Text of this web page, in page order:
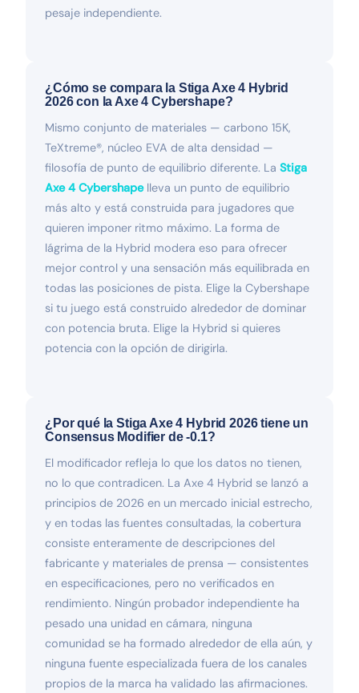
pesaje independiente.
¿Cómo se compara la Stiga Axe 4 Hybrid
2026 con la Axe 4 Cybershape?
Mismo conjunto de materiales — carbono 15K,
TeXtreme®, núcleo EVA de alta densidad —
filosofía de punto de equilibrio diferente. La Stiga
Axe 4 Cybershapelleva un punto de equilibrio
más alto y está construida para jugadores que
quieren imponer ritmo máximo. La forma de
lágrima de la Hybrid modera eso para ofrecer
mejor control y una sensación más equilibrada en
todas las posiciones de pista. Elige la Cybershape
si tu juego está construido alrededor de dominar
con potencia bruta. Elige la Hybrid si quieres
potencia con la opción de dirigirla.
¿Por qué la Stiga Axe 4 Hybrid 2026 tiene un
Consensus Modifier de -0.1?
El modificador refleja lo que los datos no tienen,
no lo que contradicen. La Axe 4 Hybrid se lanzó a
principios de 2026 en un mercado inicial estrecho,
y en todas las fuentes consultadas, la cobertura
consiste enteramente de descripciones del
fabricante y materiales de prensa — consistentes
en especificaciones, pero no verificados en
rendimiento. Ningún probador independiente ha
pesado una unidad en cámara, ninguna
comunidad se ha formado alrededor de ella aún, y
ninguna fuente especializada fuera de los canales
propios de la marca ha validado las afirmaciones.